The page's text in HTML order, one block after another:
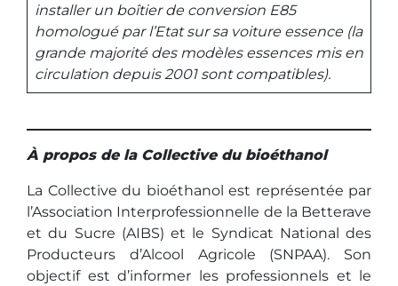
installer un boîtier de conversion E85
homologué par l’Etat sur sa voiture essence (la
grande majorité des modèles essences mis en
circulation depuis 2001 sont compatibles).
À propos de la Collective du bioéthanol
La Collective du bioéthanol est représentée par
l’Association Interprofessionnelle de la Betterave
et du Sucre (AIBS) et le Syndicat National des
Producteurs d’Alcool Agricole (SNPAA). Son
objectif est d’informer les professionnels et le